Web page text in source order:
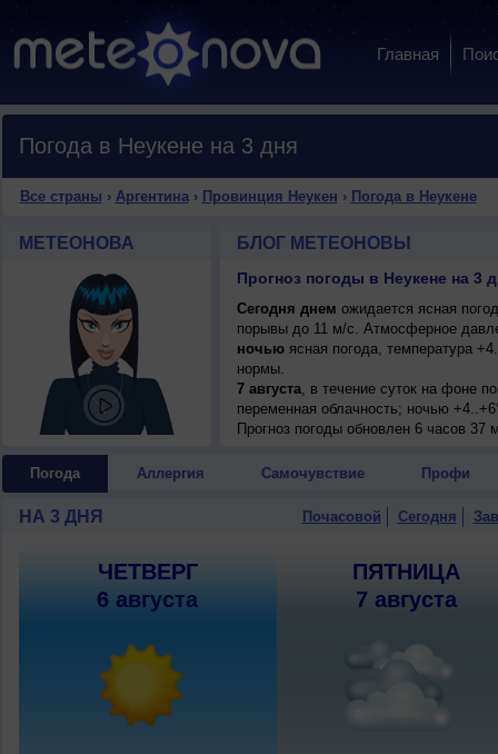
Главная
Погода в Неукене на 3 дня
Все страны › Аргентина› Провинция Неукен › Погода в Неукене
МЕТЕОНОВА БЛОГ МЕТЕОНОВЫ
Прогноз погоды в Неукене на 3
Сегодня днем ожидается ясная
порывы до 11 м/с. Атмосферное
ночьюясная погода, температура
нормы.
7 августа, в течение суток на фоне
переменная облачность; ночью
сильный, порывы до 19 м/с, будьте
Прогноз погоды обновлен 6 часов 37
Погода Аллергия Самочувствие Профи
НА 3 ДНЯ Почасовой Сегодня
ЧЕТВЕРГ
6 августа
ПЯТНИЦА
7 августа